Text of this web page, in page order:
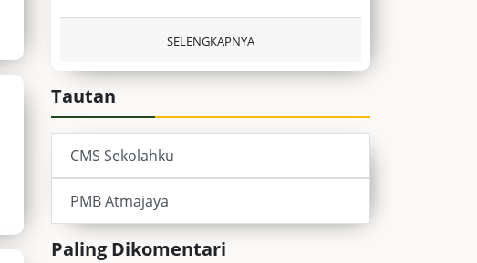
SELENGKAPNYA
Tautan
CMS Sekolahku
PMB Atmajaya
Paling Dikomentari